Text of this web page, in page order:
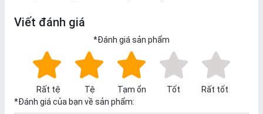
Viết đánh giá
*Đánh giá sản phẩm
Rất tệ Tệ Tạm ổn Tốt
Rất tốt
*Đánh giá của bạn về sản phẩm: